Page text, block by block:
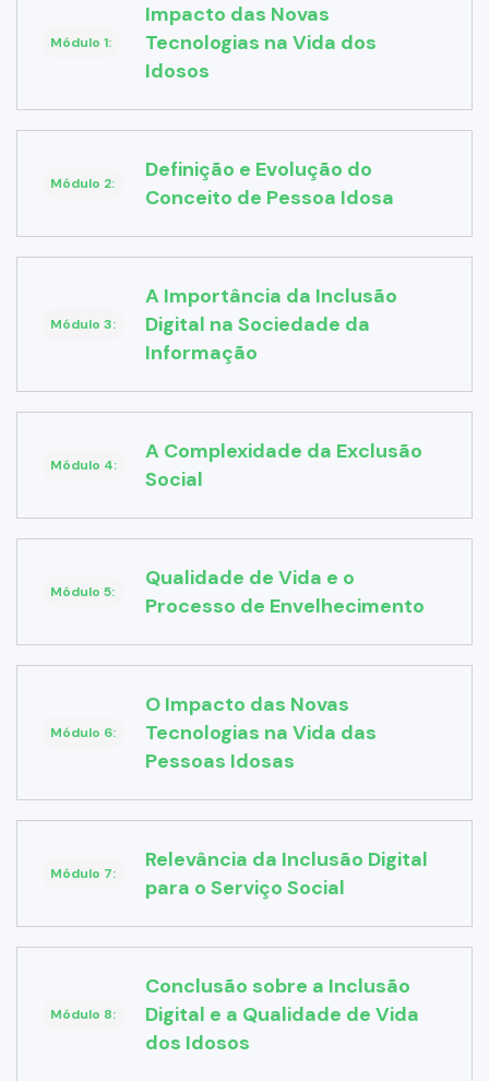
Módulo 1:
Impacto das Novas
Tecnologias na Vida dos
Idosos
Módulo 2:
Definição e Evolução do
Conceito de Pessoa Idosa
Módulo 3:
A Importância da Inclusão
Digital na Sociedade da
Informação
Módulo 4:
A Complexidade da Exclusão
Social
Módulo 5:
Qualidade de Vida e o
Processo de Envelhecimento
Módulo 6:
O Impacto das Novas
Tecnologias na Vida das
Pessoas Idosas
Módulo 7:
Relevância da Inclusão Digital
para o Serviço Social
Módulo 8:
Conclusão sobre a Inclusão
Digital e a Qualidade de Vida
dos Idosos